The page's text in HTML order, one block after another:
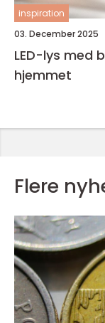
inspiration
03. December 2025
LED-lys med
hjemmet
Flere